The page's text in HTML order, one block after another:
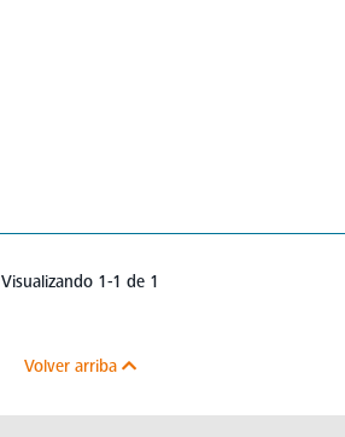
Visualizando 1-1 de 1
Volver arriba